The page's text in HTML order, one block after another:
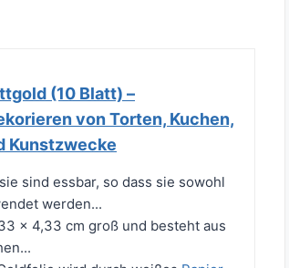
(10 Blatt) –
von Torten, Kuchen,
Kunstzwecke
sind essbar, so dass sie sowohl
werden...
x 4,33 cm groß und besteht aus